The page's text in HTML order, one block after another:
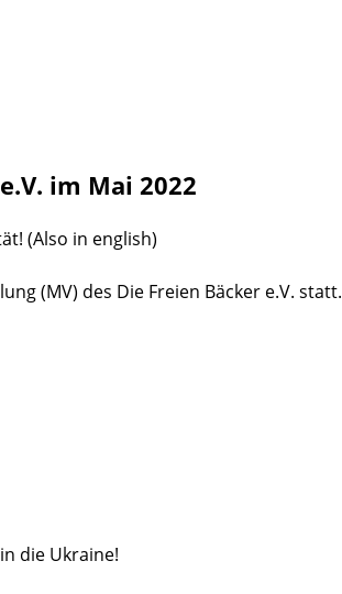
im Mai 2022
(Also in english)
(MV) des Die Freien Bäcker e.V. statt.
die Ukraine!